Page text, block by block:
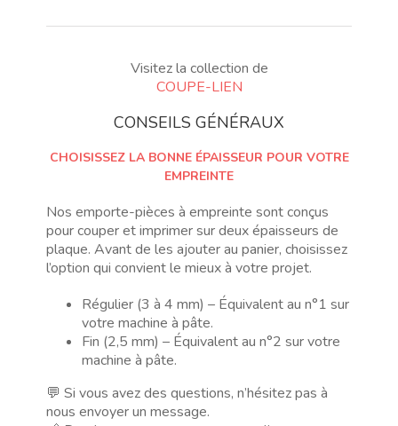
Visitez la collection de
COUPE-LIEN
CONSEILS GÉNÉRAUX
CHOISISSEZ LA BONNE ÉPAISSEUR POUR VOTRE
EMPREINTE
Nos emporte-pièces à empreinte sont conçus
pour couper et imprimer sur deux épaisseurs de
plaque. Avant de les ajouter au panier, choisissez
l’option qui convient le mieux à votre projet.
Régulier (3 à 4 mm) – Équivalent au n°1 sur
votre machine à pâte.
Fin (2,5 mm) – Équivalent au n°2 sur votre
machine à pâte.
💬 Si vous avez des questions, n’hésitez pas à
nous envoyer un message.